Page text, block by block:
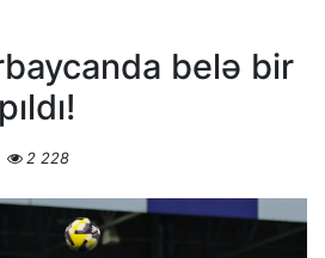
belə bir
2 228